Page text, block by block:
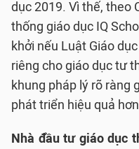
dục 2019. Vì thế, theo
thống giáo dục IQ
khởi nếu Luật Giáo
riêng cho giáo dục tư
khung pháp lý rõ ràng
phát triển hiệu quả
Nhà đầu tư giáo dục